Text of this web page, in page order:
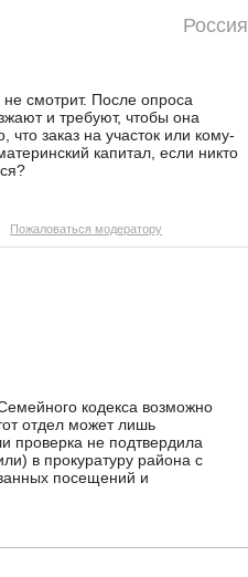
Россия
смотрит. После опроса
и требуют, чтобы она
заказ на участок или кому-
капитал, если никто
Пожаловаться модератору
кодекса возможно
отдел может лишь
проверка не подтвердила
в прокуратуру района с
посещений и